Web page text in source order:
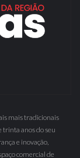
mais tradicionais
trinta anos do seu
e inovação,
comercial de